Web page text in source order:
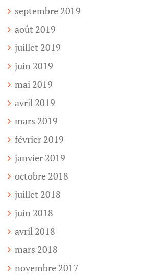
septembre 2019
août 2019
juillet 2019
juin 2019
mai 2019
avril 2019
mars 2019
février 2019
janvier 2019
octobre 2018
juillet 2018
juin 2018
avril 2018
mars 2018
novembre 2017